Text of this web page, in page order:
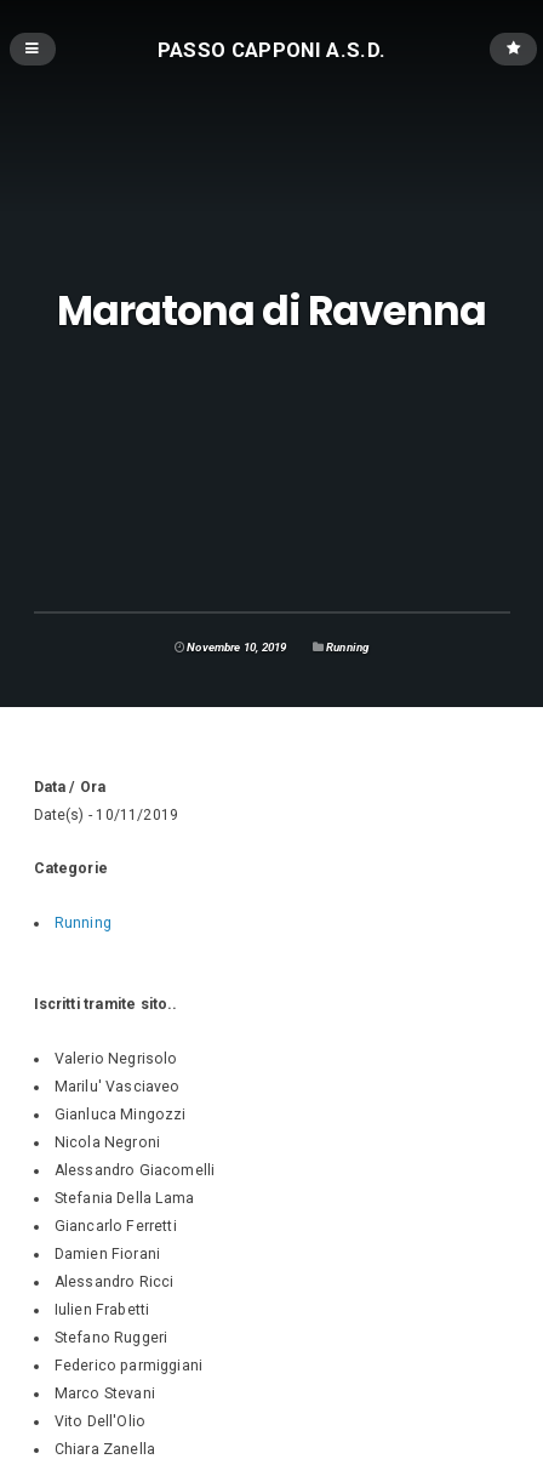
PASSO CAPPONI A.S.D.
Maratona di Ravenna
Novembre 10, 2019 Running
Data / Ora
Date(s) - 10/11/2019
Categorie
Running
Iscritti tramite sito..
Valerio Negrisolo
Marilu' Vasciaveo
Gianluca Mingozzi
Nicola Negroni
Alessandro Giacomelli
Stefania Della Lama
Giancarlo Ferretti
Damien Fiorani
Alessandro Ricci
Iulien Frabetti
Stefano Ruggeri
Federico parmiggiani
Marco Stevani
Vito Dell'Olio
Chiara Zanella